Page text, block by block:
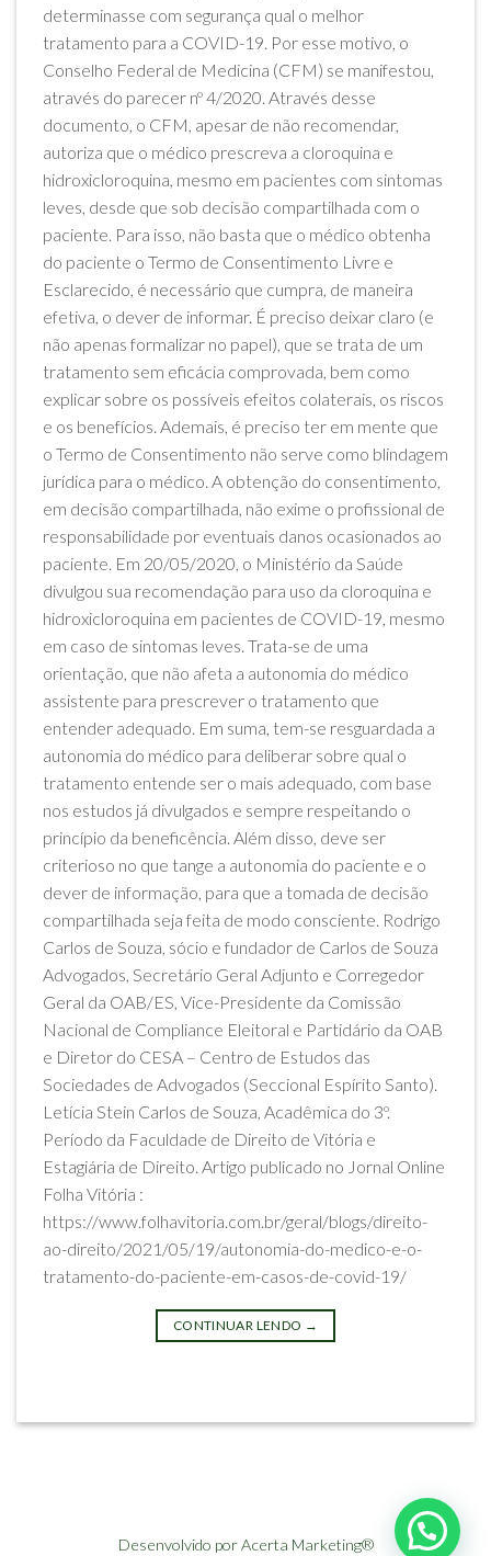
determinasse com segurança qual o melhor
tratamento para a COVID-19. Por esse motivo, o
Conselho Federal de Medicina (CFM) se manifestou,
através do parecer nº 4/2020. Através desse
documento, o CFM, apesar de não recomendar,
autoriza que o médico prescreva a cloroquina e
hidroxicloroquina, mesmo em pacientes com sintomas
leves, desde que sob decisão compartilhada com o
paciente. Para isso, não basta que o médico obtenha
do paciente o Termo de Consentimento Livre e
Esclarecido, é necessário que cumpra, de maneira
efetiva, o dever de informar. É preciso deixar claro (e
não apenas formalizar no papel), que se trata de um
tratamento sem eficácia comprovada, bem como
explicar sobre os possíveis efeitos colaterais, os riscos
e os benefícios. Ademais, é preciso ter em mente que
o Termo de Consentimento não serve como blindagem
jurídica para o médico. A obtenção do consentimento,
em decisão compartilhada, não exime o profissional de
responsabilidade por eventuais danos ocasionados ao
paciente. Em 20/05/2020, o Ministério da Saúde
divulgou sua recomendação para uso da cloroquina e
hidroxicloroquina em pacientes de COVID-19, mesmo
em caso de sintomas leves. Trata-se de uma
orientação, que não afeta a autonomia do médico
assistente para prescrever o tratamento que
entender adequado. Em suma, tem-se resguardada a
autonomia do médico para deliberar sobre qual o
tratamento entende ser o mais adequado, com base
nos estudos já divulgados e sempre respeitando o
princípio da beneficência. Além disso, deve ser
criterioso no que tange a autonomia do paciente e o
dever de informação, para que a tomada de decisão
compartilhada seja feita de modo consciente. Rodrigo
Carlos de Souza, sócio e fundador de Carlos de Souza
Advogados, Secretário Geral Adjunto e Corregedor
Geral da OAB/ES, Vice-Presidente da Comissão
Nacional de Compliance Eleitoral e Partidário da OAB
e Diretor do CESA – Centro de Estudos das
Sociedades de Advogados (Seccional Espírito Santo).
Letícia Stein Carlos de Souza, Acadêmica do 3º.
Período da Faculdade de Direito de Vitória e
Estagiária de Direito. Artigo publicado no Jornal Online
Folha Vitória :
https://www.folhavitoria.com.br/geral/blogs/direito-
ao-direito/2021/05/19/autonomia-do-medico-e-o-
tratamento-do-paciente-em-casos-de-covid-19/
CONTINUAR LENDO →
Desenvolvido por Acerta Marketing®